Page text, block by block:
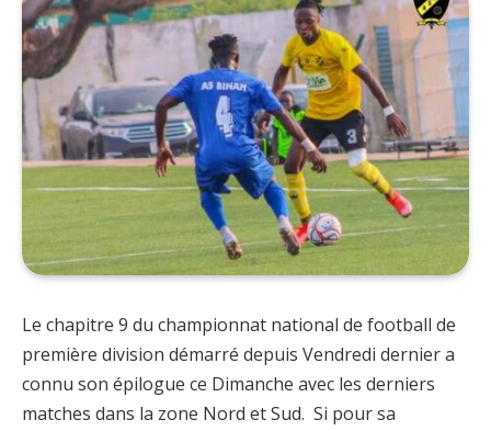
Le chapitre 9 du championnat national de football de
première division démarré depuis Vendredi dernier a
connu son épilogue ce Dimanche avec les derniers
matches dans la zone Nord et Sud. Si pour sa